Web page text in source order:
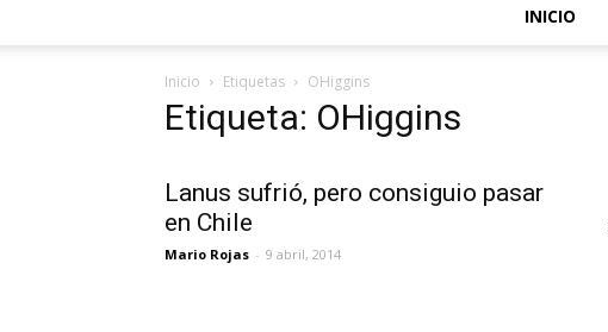
INICIO
Inicio Etiquetas OHiggins
Etiqueta: OHiggins
Lanus sufrió, pero consiguio pasar
en Chile
Mario Rojas - 9 abril, 2014